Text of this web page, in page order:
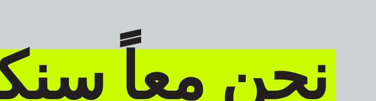
نحن معاً